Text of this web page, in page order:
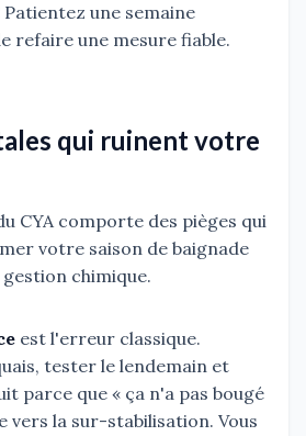
Patientez une semaine
refaire une mesure fiable.
qui ruinent votre
CYA comporte des pièges qui
votre saison de baignade
chimique.
est l'erreur classique.
tester le lendemain et
parce que « ça n'a pas bougé
vers la sur-stabilisation. Vous